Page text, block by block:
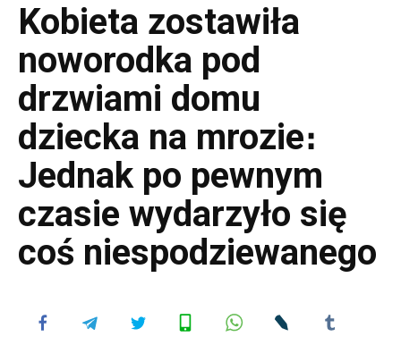
Kobieta zostawiła
noworodka pod
drzwiami domu
dziecka na mrozie։
Jednak po pewnym
czasie wydarzyło się
coś niespodziewanego